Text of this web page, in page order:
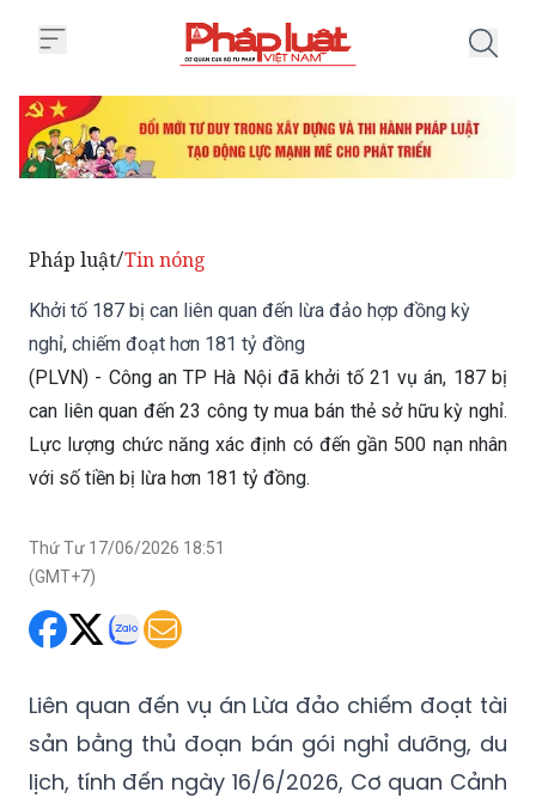
Pháp luật/Tin nóng
Khởi tố 187 bị can liên quan đến lừa đảo hợp đồng kỳ
nghỉ, chiếm đoạt hơn 181 tỷ đồng
(PLVN) - Công an TP Hà Nội đã khởi tố 21 vụ án, 187 bị
can liên quan đến 23 công ty mua bán thẻ sở hữu kỳ nghỉ.
Lực lượng chức năng xác định có đến gần 500 nạn nhân
với số tiền bị lừa hơn 181 tỷ đồng.
Thứ Tư 17/06/2026 18:51
(GMT+7)
Liên quan đến vụ án Lừa đảo chiếm đoạt tài
sản bằng thủ đoạn bán gói nghỉ dưỡng, du
lịch, tính đến ngày 16/6/2026, Cơ quan Cảnh